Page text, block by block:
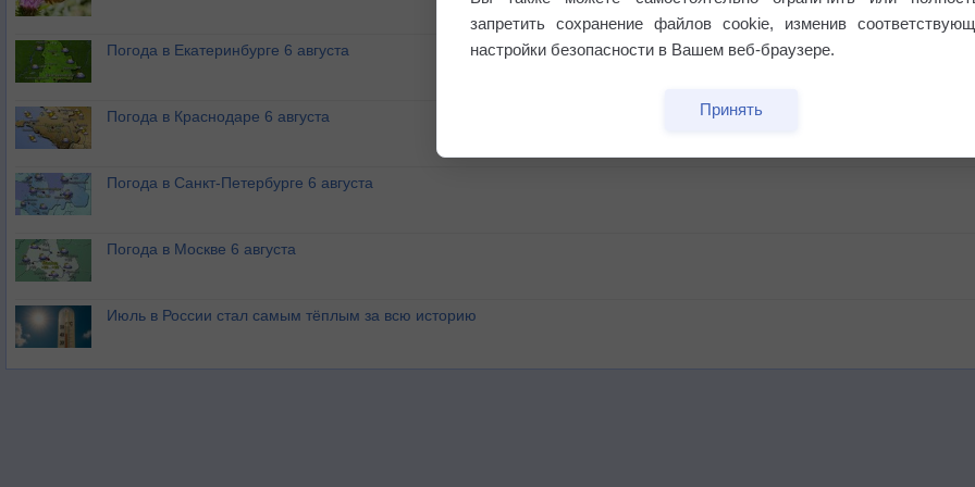
Погода в Екатеринбурге 6 августа
Погода в Краснодаре 6 августа
Погода в Санкт-Петербурге 6 августа
Погода в Москве 6 августа
Июль в России стал самым тёплым за всю историю
запретить сохранение файлов cookie, изменив
настройки безопасности в Вашем веб-браузере.
Принять